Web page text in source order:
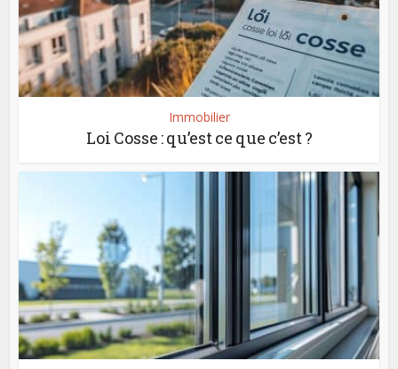
Immobilier
Loi Cosse : qu’est ce que c’est ?